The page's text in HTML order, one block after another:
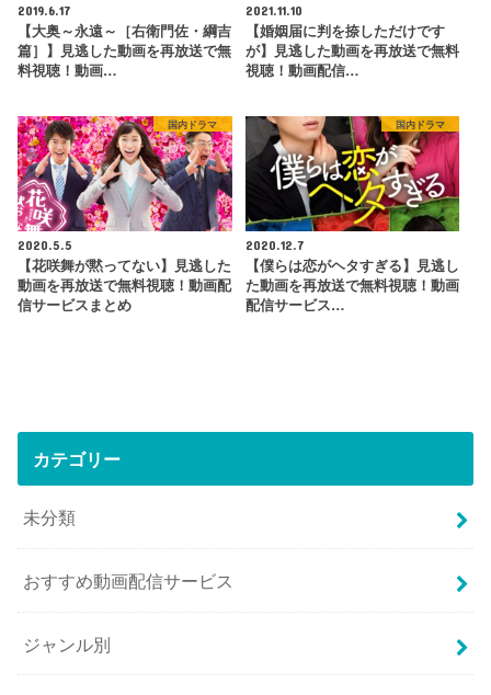
2019.6.17
【大奥～永遠～［右衛門佐・綱吉
篇］】見逃した動画を再放送で無
料視聴！動画…
2021.11.10
【婚姻届に判を捺しただけです
が】見逃した動画を再放送で無料
視聴！動画配信…
国内ドラマ
2020.5.5
【花咲舞が黙ってない】見逃した
動画を再放送で無料視聴！動画配
信サービスまとめ
国内ドラマ
2020.12.7
【僕らは恋がヘタすぎる】見逃し
た動画を再放送で無料視聴！動画
配信サービス…
カテゴリー
未分類
おすすめ動画配信サービス
ジャンル別